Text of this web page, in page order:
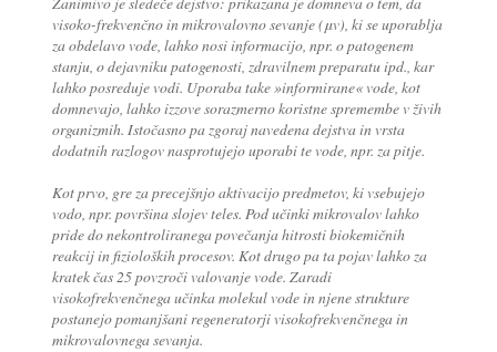
visoko-frekvenčno in mikrovalovno sevanje (μv), ki se uporablja
za obdelavo vode, lahko nosi informacijo, npr. o patogenem
stanju, o dejavniku patogenosti, zdravilnem preparatu ipd., kar
lahko posreduje vodi. Uporaba take »informirane« vode, kot
domnevajo, lahko izzove sorazmerno koristne spremembe v živih
organizmih. Istočasno pa zgoraj navedena dejstva in vrsta
dodatnih razlogov nasprotujejo uporabi te vode, npr. za pitje.
Kot prvo, gre za precejšnjo aktivacijo predmetov, ki vsebujejo
vodo, npr. površina slojev teles. Pod učinki mikrovalov lahko
pride do nekontroliranega povečanja hitrosti biokemičnih
reakcij in fizioloških procesov. Kot drugo pa ta pojav lahko za
kratek čas 25 povzroči valovanje vode. Zaradi
visokofrekvenčnega učinka molekul vode in njene strukture
postanejo pomanjšani regeneratorji visokofrekvenčnega in
mikrovalovnega sevanja.